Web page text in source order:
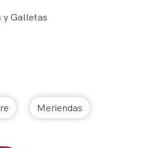
y Galletas
Meriendas